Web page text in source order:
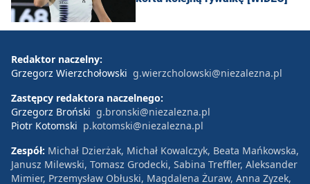
Redaktor naczelny:
Grzegorz Wierzchołowski g.wierzcholowski@niezalezna.pl
Zastępcy redaktora naczelnego:
Grzegorz Broński g.bronski@niezalezna.pl
Piotr Kotomski p.kotomski@niezalezna.pl
Zespół: Michał Dzierżak, Michał Kowalczyk, Beata Mańkowska,
Janusz Milewski, Tomasz Grodecki, Sabina Treffler, Aleksander
Mimier, Przemysław Obłuski, Magdalena Żuraw, Anna Zyzek,